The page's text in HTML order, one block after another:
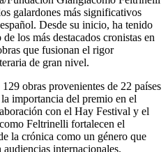
galardones más significativos
Desde su inicio, ha tenido
los más destacados cronistas en
que fusionan el rigor
de gran nivel.
obras provenientes de 22 países
importancia del premio en el
con el Hay Festival y el
Feltrinelli fortalecen el
la crónica como un género que
internacionales.